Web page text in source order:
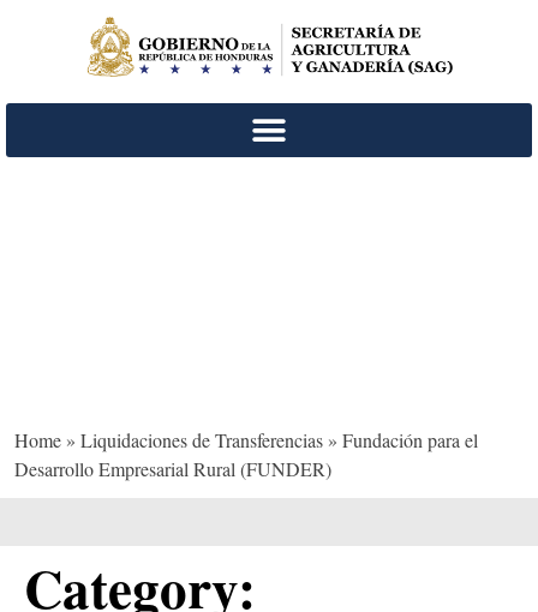
Home » Liquidaciones de Transferencias » Fundación para el
Desarrollo Empresarial Rural (FUNDER)
Category: